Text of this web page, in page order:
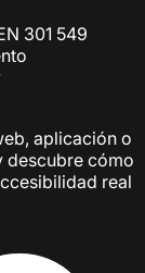
301 549
aplicación o
descubre cómo
real